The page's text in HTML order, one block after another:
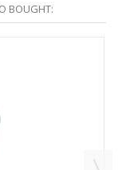
BOUGHT: